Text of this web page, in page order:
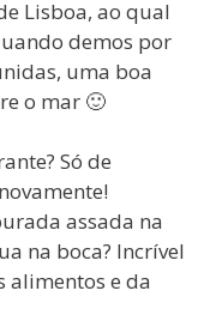
Lisboa, ao qual
demos por
uma boa
o mar 🙂
Só de
assada na
na boca? Incrível
alimentos e da